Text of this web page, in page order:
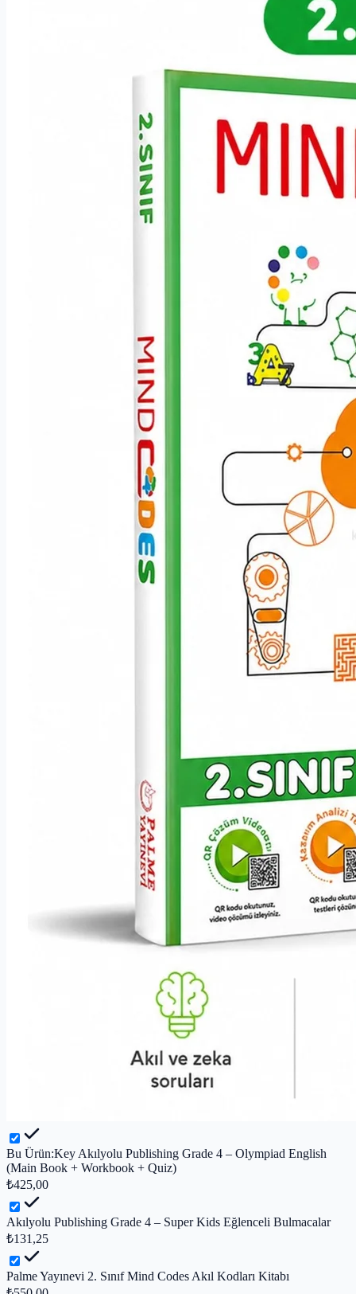
Bu Ürün:Key Akılyolu Publishing Grade 4 – Olympiad English
(Main Book + Workbook + Quiz)
₺425,00
Akılyolu Publishing Grade 4 – Super Kids Eğlenceli Bulmacalar
₺131,25
Palme Yayınevi 2. Sınıf Mind Codes Akıl Kodları Kitabı